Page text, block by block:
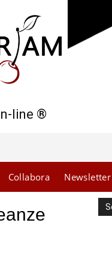
line ®
Collabora Newsletter